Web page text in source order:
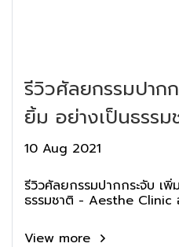
รีวิวศัลยกรรมปาก
ยิ้ม อย่างเป็นธรร
Clinic
10 Aug 2021
รีวิวศัลยกรรมปากกระจับ เ
ธรรมชาติ - Aesthe Clinic
View more